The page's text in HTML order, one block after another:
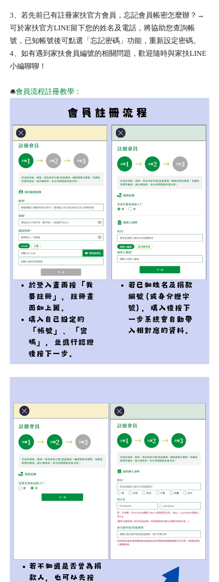
熱門關鍵字
用愛包圍 義賣品
無窮
3、若先前已有註冊家扶官方會員，忘記會員帳密怎麼辦？→
可於家扶官方LINE留下您的姓名及電話，將協助您查詢帳
號，已知帳號後可點選「忘記密碼」功能，重新設定密碼。
4、如有遇到家扶會員編號的相關問題，歡迎隨時與家扶LINE
小編聊聊！
🛎️會員流程註冊教學：